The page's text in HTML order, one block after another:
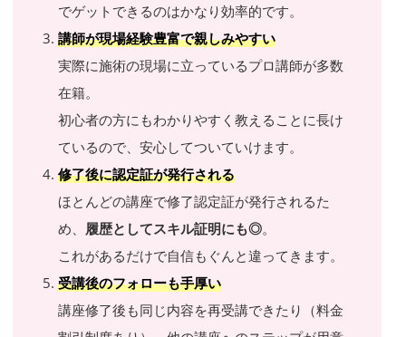
でゲットできるのはかなり効率的です。
講師が現場経験豊富で親しみやすい
実際に施術の現場に立っているプロ講師が多数
在籍。
初心者の方にもわかりやすく教えることに長け
ているので、安心してついていけます。
修了後に認定証が発行される
ほとんどの講座で修了認定証が発行されるた
め、 履歴としてスキル証明にも◎。
これがあるだけで自信もぐんと違ってきます。
受講後のフォローも手厚い
講座修了後も同じ内容を再受講できたり（料金